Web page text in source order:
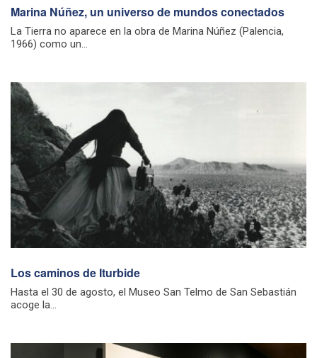
Marina Núñez, un universo de mundos conectados
La Tierra no aparece en la obra de Marina Núñez (Palencia,
1966) como un...
Los caminos de Iturbide
Hasta el 30 de agosto, el Museo San Telmo de San Sebastián
acoge la...